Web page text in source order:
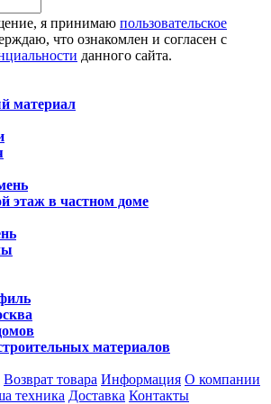
я принимаю пользовательское
что ознакомлен и согласен с
данного сайта.
материал
этаж в частном доме
материалов
Возврат товара Информация О компании
техника Доставка Контакты